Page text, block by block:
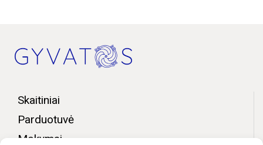
Skaitiniai
Parduotuvė
Mokymai